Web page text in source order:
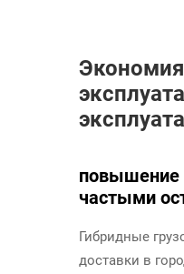
повышение
частыми
Гибридные
доставки в